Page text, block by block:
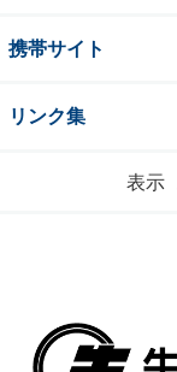
携帯サイト
リンク集
表示